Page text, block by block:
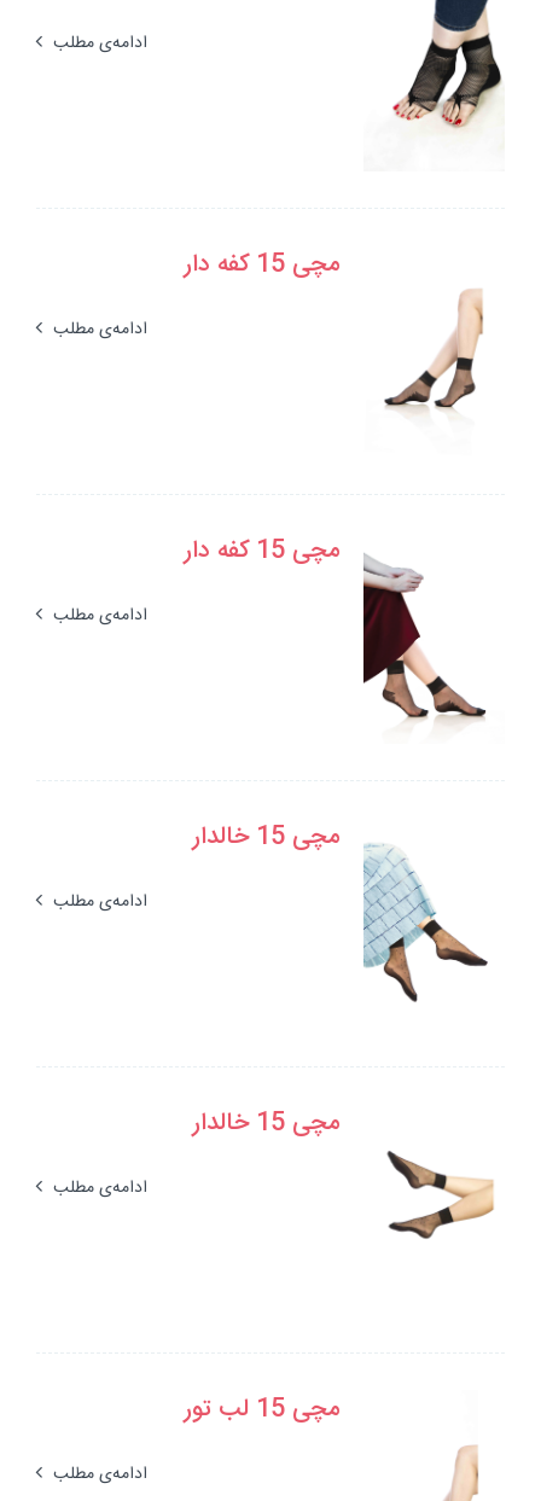
ادامه‌ی مطلب
مچی 15 کفه دار
ادامه‌ی مطلب
مچی 15 کفه دار
ادامه‌ی مطلب
مچی 15 خالدار
ادامه‌ی مطلب
مچی 15 خالدار
ادامه‌ی مطلب
مچی 15 لب تور
ادامه‌ی مطلب